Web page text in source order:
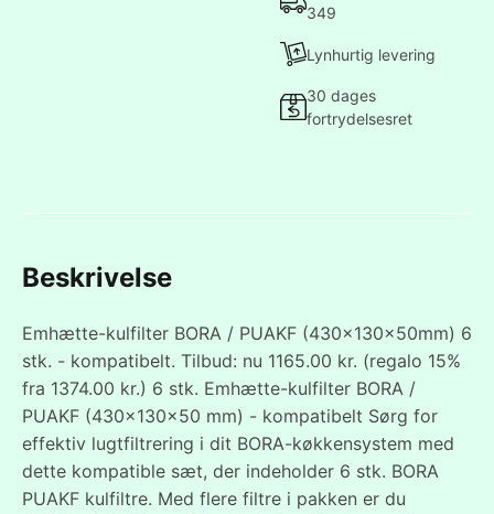
349
Lynhurtig levering
30 dages
fortrydelsesret
Beskrivelse
Emhætte-kulfilter BORA / PUAKF (430x130x50mm) 6
stk. - kompatibelt. Tilbud: nu 1165.00 kr. (regalo 15%
fra 1374.00 kr.) 6 stk. Emhætte-kulfilter BORA /
PUAKF (430x130x50 mm) - kompatibelt Sørg for
effektiv lugtfiltrering i dit BORA-køkkensystem med
dette kompatible sæt, der indeholder 6 stk. BORA
PUAKF kulfiltre. Med flere filtre i pakken er du